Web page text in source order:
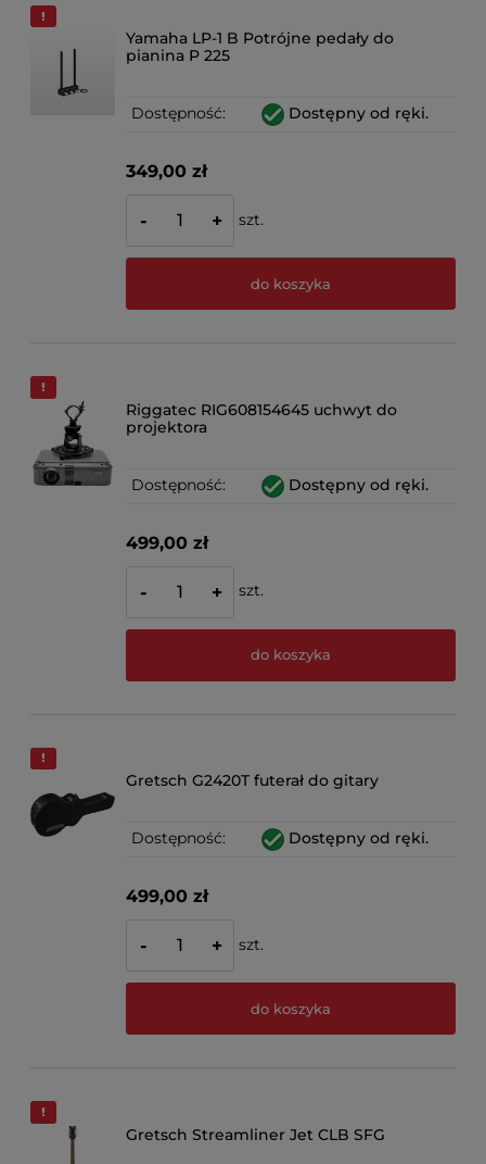
Yamaha LP-1 B Potrójne pedały do
pianina P 225
Dostępność: Dostępny od ręki.
349,00 zł
- + szt.
do koszyka
Riggatec RIG608154645 uchwyt do
projektora
Dostępność: Dostępny od ręki.
499,00 zł
- + szt.
do koszyka
Gretsch G2420T futerał do gitary
Dostępność: Dostępny od ręki.
499,00 zł
- + szt.
do koszyka
Gretsch Streamliner Jet CLB SFG